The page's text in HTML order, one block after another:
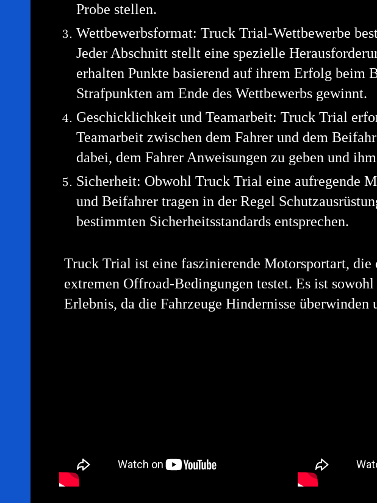
Probe stellen.
Wettbewerbsformat: Truck Trial-Wettbewerbe
Jeder Abschnitt stellt eine spezielle
erhalten Punkte basierend auf ihrem Erfolg beim
Strafpunkten am Ende des Wettbewerbs gewinnt.
Geschicklichkeit und Teamarbeit: Truck Trial
Teamarbeit zwischen dem Fahrer und dem
dabei, dem Fahrer Anweisungen zu geben und
Sicherheit: Obwohl Truck Trial eine aufregende
und Beifahrer tragen in der Regel
bestimmten Sicherheitsstandards entsprechen.
Truck Trial ist eine faszinierende Motorsportart, die
extremen Offroad-Bedingungen testet. Es ist
Erlebnis, da die Fahrzeuge Hindernisse überwinden